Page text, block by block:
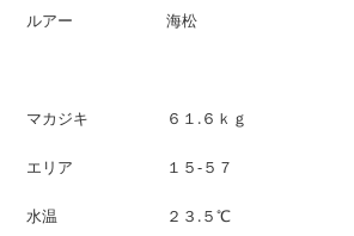
ルアー 海松
マカジキ ６１.６ｋｇ
エリア １５-５７
水温 ２３.５℃